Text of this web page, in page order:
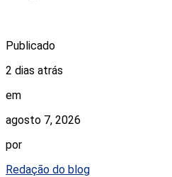
Publicado
2 dias atrás
em
agosto 7, 2026
por
Redação do blog